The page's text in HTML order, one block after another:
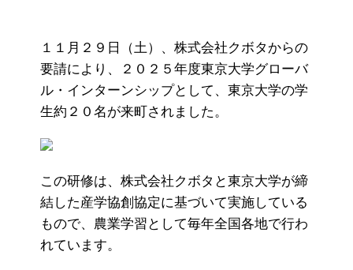
１１月２９日（土）、株式会社クボタからの
要請により、２０２５年度東京大学グローバ
ル・インターンシップとして、東京大学の学
生約２０名が来町されました。
この研修は、株式会社クボタと東京大学が締
結した産学協創協定に基づいて実施している
もので、農業学習として毎年全国各地で行わ
れています。